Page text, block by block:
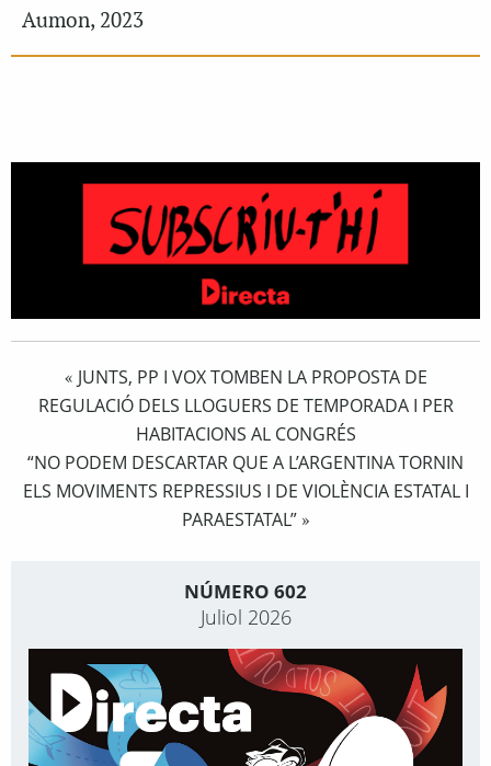
Aumon, 2023
« JUNTS, PP I VOX TOMBEN LA PROPOSTA DE
REGULACIÓ DELS LLOGUERS DE TEMPORADA I PER
HABITACIONS AL CONGRÉS
“NO PODEM DESCARTAR QUE A L’ARGENTINA TORNIN
ELS MOVIMENTS REPRESSIUS I DE VIOLÈNCIA ESTATAL I
PARAESTATAL”»
NÚMERO 602
Juliol 2026